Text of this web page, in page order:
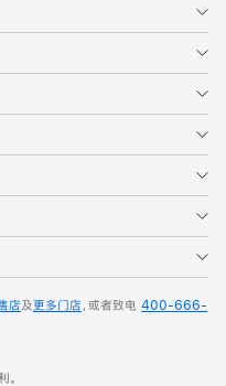
店及更多门店，或者致电 400-666-